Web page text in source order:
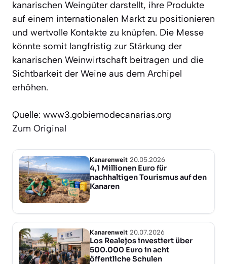
kanarischen Weingüter darstellt, ihre Produkte
auf einem internationalen Markt zu positionieren
und wertvolle Kontakte zu knüpfen. Die Messe
könnte somit langfristig zur Stärkung der
kanarischen Weinwirtschaft beitragen und die
Sichtbarkeit der Weine aus dem Archipel
erhöhen.
Quelle: www3.gobiernodecanarias.org
Zum Original
Kanarenweit 20.05.2026
4,1 Millionen Euro für
nachhaltigen Tourismus auf den
Kanaren
Kanarenweit 20.07.2026
Los Realejos investiert über
500.000 Euro in acht
öffentliche Schulen